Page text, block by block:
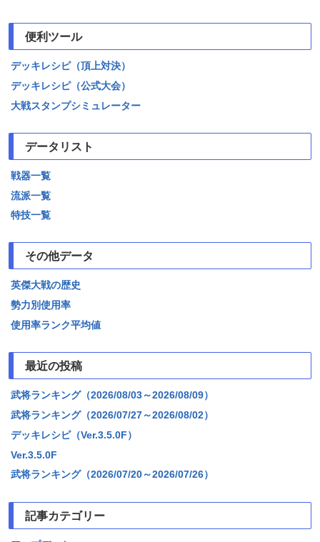
便利ツール
デッキレシピ（頂上対決）
デッキレシピ（公式大会）
大戦スタンプシミュレーター
データリスト
戦器一覧
流派一覧
特技一覧
その他データ
英傑大戦の歴史
勢力別使用率
使用率ランク平均値
最近の投稿
武将ランキング（2026/08/03～2026/08/09）
武将ランキング（2026/07/27～2026/08/02）
デッキレシピ（Ver.3.5.0F）
Ver.3.5.0F
武将ランキング（2026/07/20～2026/07/26）
記事カテゴリー